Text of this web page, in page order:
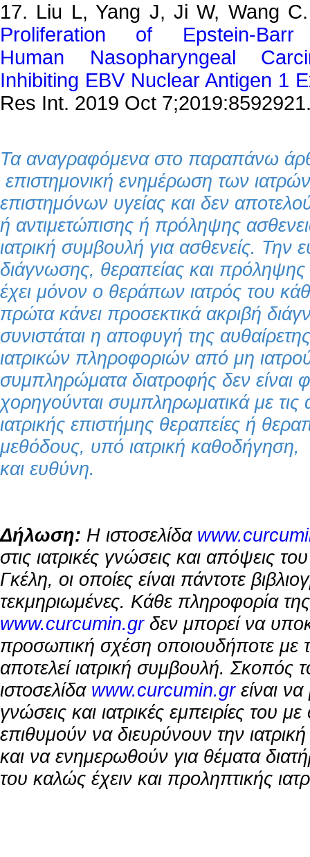
17. Liu L, Yang J, Ji W, Wang
Proliferation of Epstein-Barr
Human Nasopharyngeal
Inhibiting EBV Nuclear Antigen 1
Res Int. 2019 Oct
Τα αναγραφόμενα στο παραπάνω
επιστημονική ενημέρωση των
επιστημόνων υγείας και δεν
ή αντιμετώπισης ή πρόληψης
ιατρική συμβουλή για ασθενείς. Την
διάγνωσης, θεραπείας και πρόληψης
έχει μόνον ο θεράπων ιατρός του
πρώτα κάνει προσεκτικά ακριβή
συνιστάται η αποφυγή της
ιατρικών πληροφοριών από μη
συμπληρώματα διατροφής δεν είναι
χορηγούνται συμπληρωματικά με τις
ιατρικής επιστήμης θεραπείες ή
μεθόδους, υπό ιατρική
και ευθύνη.
Δήλωση: Η ιστοσελίδα
στις ιατρικές γνώσεις και απόψεις
Γκέλη, οι οποίες είναι πάντοτε
τεκμηριωμένες. Κάθε πληροφορία της
www.curcumin.grδεν μπορεί να
προσωπική σχέση οποιουδήποτε με
αποτελεί ιατρική συμβουλή. Σκοπός
ιστοσελίδα www.curcumin.grείναι να
γνώσεις και ιατρικές εμπειρίες του
επιθυμούν να διευρύνουν την
και να ενημερωθούν για θέματα
του καλώς έχειν και προληπτικής